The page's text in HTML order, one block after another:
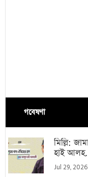
গবেষণা
মিল্লি:
হাই
Jul 29, 2026